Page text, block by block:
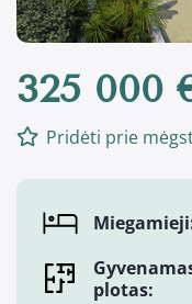
325 000
Pridėti prie
plotas: